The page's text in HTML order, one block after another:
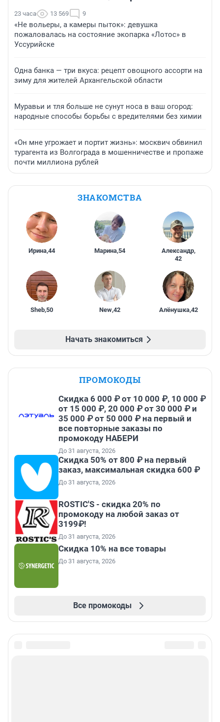
23 часа 13 569 9
«Не вольеры, а камеры пыток»: девушка
пожаловалась на состояние экопарка «Лотос» в
Уссурийске
Одна банка — три вкуса: рецепт овощного ассорти на
зиму для жителей Архангельской области
Муравьи и тля больше не сунут носа в ваш огород:
народные способы борьбы с вредителями без химии
«Он мне угрожает и портит жизнь»: москвич обвинил
турагента из Волгограда в мошенничестве и пропаже
почти миллиона рублей
ЗНАКОМСТВА
Ирина,44 Марина,54 Александр,
42
Sheb,50 New,42 Алёнушка,42
Начать знакомиться
ПРОМОКОДЫ
Скидка 6 000 ₽ от 10 000 ₽, 10 000 ₽
от 15 000 ₽, 20 000 ₽ от 30 000 ₽ и
35 000 ₽ от 50 000 ₽ на первый и
все повторные заказы по
промокоду НАБЕРИ
До 31 августа, 2026
Скидка 50% от 800 ₽ на первый
заказ, максимальная скидка 600 ₽
До 31 августа, 2026
ROSTIC'S - скидка 20% по
промокоду на любой заказ от
3199₽!
До 31 августа, 2026
Скидка 10% на все товары
До 31 августа, 2026
Все промокоды